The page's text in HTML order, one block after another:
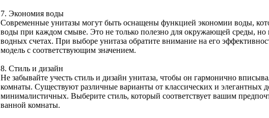
7. Экономия воды
Современные унитазы могут быть оснащены функцией экономии воды,
воды при каждом смыве. Это не только полезно для окружающей среды, но
водных счетах. При выборе унитаза обратите внимание на его
модель с соответствующим значением.
8. Стиль и дизайн
Не забывайте учесть стиль и дизайн унитаза, чтобы он гармонично
комнаты. Существуют различные варианты от классических и элегантных
минималистичных. Выберите стиль, который соответствует вашим
ванной комнаты.